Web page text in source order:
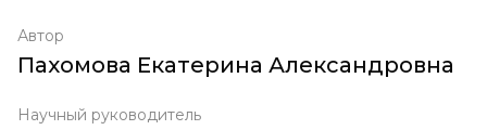
Автор
Пахомова Екатерина Александровна
Научный руководитель